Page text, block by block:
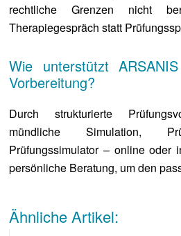
rechtliche Grenzen nicht
Therapiegespräch statt
Wie unterstützt
Vorbereitung?
Durch strukturierte
mündliche Simulation,
Prüfungssimulator – online oder
persönliche Beratung, um den
Ähnliche Artikel: